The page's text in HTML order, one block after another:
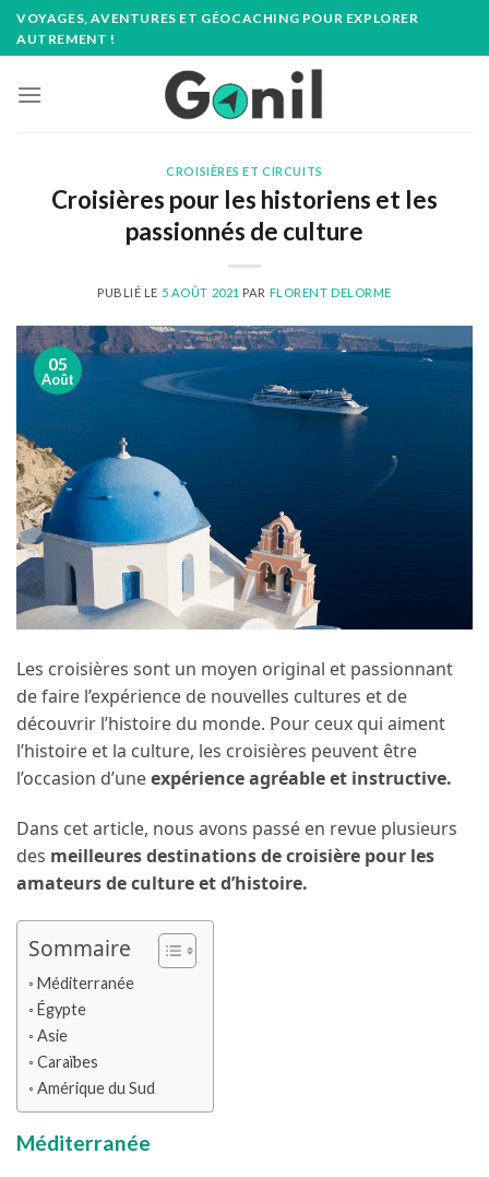
Passer
VOYAGES, AVENTURES ET GÉOCACHING POUR EXPLORER
AUTREMENT !
CROISIÈRES ET CIRCUITS
Croisières pour les historiens et les
passionnés de culture
PUBLIÉ LE 5 AOÛT 2021 PAR FLORENT DELORME
05
Août
Les croisières sont un moyen original et passionnant
de faire l’expérience de nouvelles cultures et de
découvrir l’histoire du monde. Pour ceux qui aiment
l’histoire et la culture, les croisières peuvent être
l’occasion d’uneexpérience agréable et instructive.
Dans cet article, nous avons passé en revue plusieurs
des meilleures destinations de croisière pour les
amateurs de culture et d’histoire.
Sommaire
Méditerranée
Égypte
Asie
Caraïbes
Amérique du Sud
Méditerranée